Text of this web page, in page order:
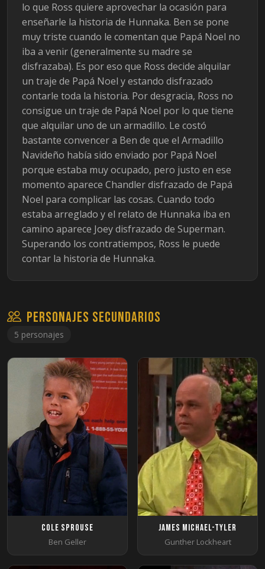
lo que Ross quiere aprovechar la ocasión para
enseñarle la historia de Hunnaka. Ben se pone
muy triste cuando le comentan que Papá Noel no
iba a venir (generalmente su madre se
disfrazaba). Es por eso que Ross decide alquilar
un traje de Papá Noel y estando disfrazado
contarle toda la historia. Por desgracia, Ross no
consigue un traje de Papá Noel por lo que tiene
que alquilar uno de un armadillo. Le costó
bastante convencer a Ben de que el Armadillo
Navideño había sido enviado por Papá Noel
porque estaba muy ocupado, pero justo en ese
momento aparece Chandler disfrazado de Papá
Noel para complicar las cosas. Cuando todo
estaba arreglado y el relato de Hunnaka iba en
camino aparece Joey disfrazado de Superman.
Superando los contratiempos, Ross le puede
contar la historia de Hunnaka.
Personajes secundarios
5 personajes
Cole Sprouse
Ben Geller
James Michael-Tyler
Gunther Lockheart